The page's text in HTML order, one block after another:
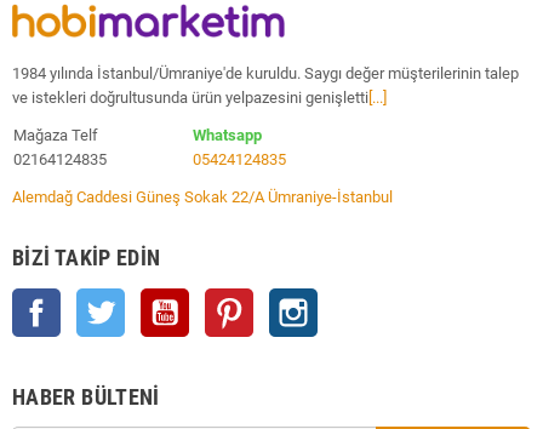
1984 yılında İstanbul/Ümraniye'de kuruldu. Saygı değer müşterilerinin talep
ve istekleri doğrultusunda ürün yelpazesini genişletti [...]
Mağaza Telf
02164124835
Whatsapp
05424124835
Alemdağ Caddesi Güneş Sokak 22/A Ümraniye-İstanbul
BIZI TAKIP EDIN
Facebook Twitter YouTube Pinterest
HABER BÜLTENI